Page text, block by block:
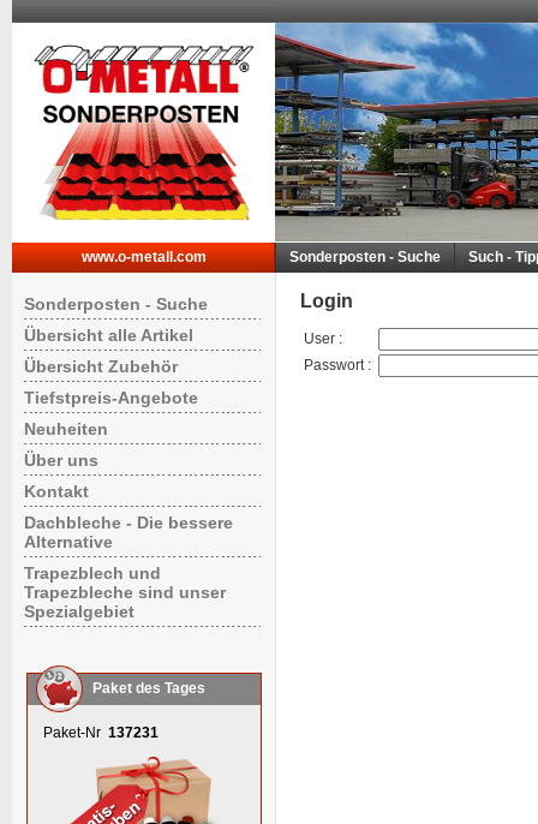
www.o-metall.com Sonderposten - Suche Such -
Sonderposten - Suche
Übersicht alle Artikel
Übersicht Zubehör
Tiefstpreis-Angebote
Neuheiten
Über uns
Kontakt
Dachbleche - Die bessere
Alternative
Trapezblech und
Trapezbleche sind unser
Spezialgebiet
Paket des Tages
Paket-Nr 137231
Login
User :
Passwort: